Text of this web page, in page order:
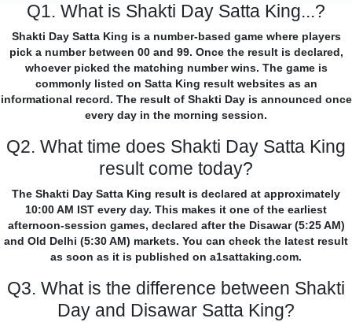
Q1. What is Shakti Day Satta King...?
Shakti Day Satta King is a number-based game where players
pick a number between 00 and 99. Once the result is declared,
whoever picked the matching number wins. The game is
commonly listed on Satta King result websites as an
informational record. The result of Shakti Day is announced once
every day in the morning session.
Q2. What time does Shakti Day Satta King
result come today?
The Shakti Day Satta King result is declared at approximately
10:00 AM IST every day. This makes it one of the earliest
afternoon-session games, declared after the Disawar (5:25 AM)
and Old Delhi (5:30 AM) markets. You can check the latest result
as soon as it is published on a1sattaking.com.
Q3. What is the difference between Shakti
Day and Disawar Satta King?